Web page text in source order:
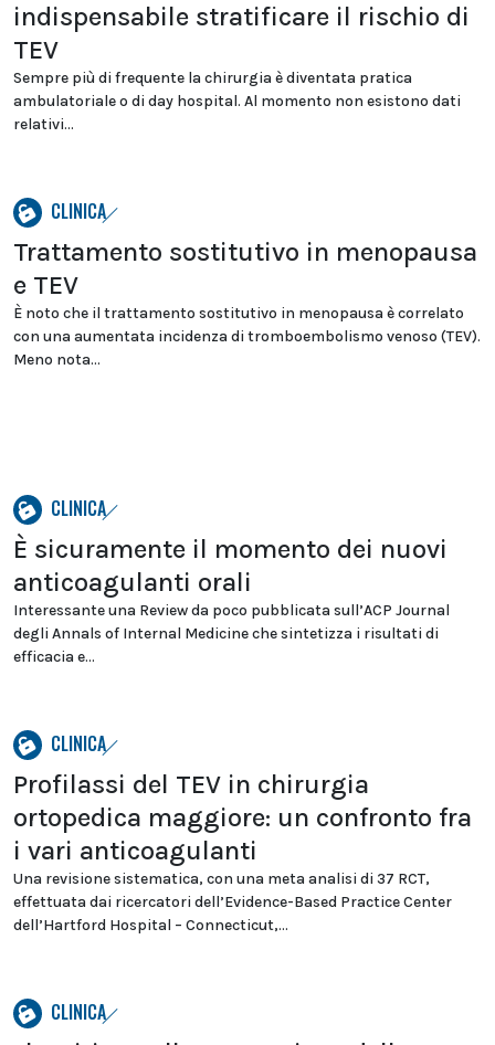
indispensabile stratificare il rischio di
TEV
Sempre più di frequente la chirurgia è diventata pratica
ambulatoriale o di day hospital. Al momento non esistono dati
relativi...
CLINICA
Trattamento sostitutivo in menopausa
e TEV
È noto che il trattamento sostitutivo in menopausa è correlato
con una aumentata incidenza di tromboembolismo venoso (TEV).
Meno nota...
CLINICA
È sicuramente il momento dei nuovi
anticoagulanti orali
Interessante una Review da poco pubblicata sull’ACP Journal
degli Annals of Internal Medicine che sintetizza i risultati di
efficacia e...
CLINICA
Profilassi del TEV in chirurgia
ortopedica maggiore: un confronto fra
i vari anticoagulanti
Una revisione sistematica, con una meta analisi di 37 RCT,
effettuata dai ricercatori dell’Evidence-Based Practice Center
dell’Hartford Hospital – Connecticut,...
CLINICA